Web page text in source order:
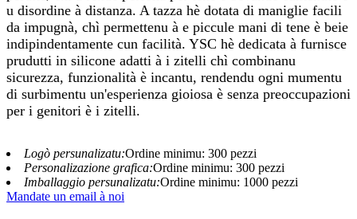
u disordine à distanza. A tazza hè dotata di maniglie facili
da impugnà, chì permettenu à e piccule mani di tene è beie
indipindentamente cun facilità. YSC hè dedicata à furnisce
prudutti in silicone adatti à i zitelli chì combinanu
sicurezza, funzionalità è incantu, rendendu ogni mumentu
di surbimentu un'esperienza gioiosa è senza preoccupazioni
per i genitori è i zitelli.
Logò persunalizatu:Ordine minimu: 300 pezzi
Personalizazione grafica:Ordine minimu: 300 pezzi
Imballaggio persunalizatu:Ordine minimu: 1000 pezzi
Mandate un email à noi